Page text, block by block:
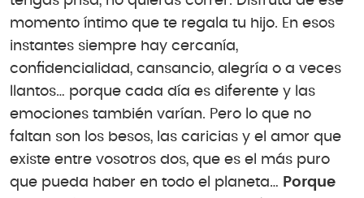
momento íntimo que te regala tu hijo. En esos
instantes siempre hay cercanía,
confidencialidad, cansancio, alegría o a veces
llantos… porque cada día es diferente y las
emociones también varían. Pero lo que no
faltan son los besos, las caricias y el amor que
existe entre vosotros dos, que es el más puro
que pueda haber en todo el planeta… Porque